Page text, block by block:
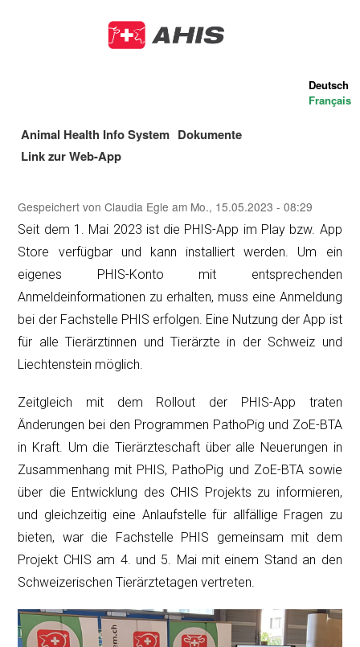
zum
Deutsch
Français
Main
navigation
Animal Health Info System Dokumente
Link zur Web-App
Gespeichert vonClaudia Egle am Mo., 15.05.2023 - 08:29
Seit dem 1. Mai 2023 ist die PHIS-App im Play bzw. App
Store verfügbar und kann installiert werden. Um ein
eigenes PHIS-Konto mit entsprechenden
Anmeldeinformationen zu erhalten, muss eine Anmeldung
bei der Fachstelle PHIS erfolgen. Eine Nutzung der App ist
für alle Tierärztinnen und Tierärzte in der Schweiz und
Liechtenstein möglich.
Zeitgleich mit dem Rollout der PHIS-App traten
Änderungen bei den Programmen PathoPig und ZoE-BTA
in Kraft. Um die Tierärzteschaft über alle Neuerungen in
Zusammenhang mit PHIS, PathoPig und ZoE-BTA sowie
über die Entwicklung des CHIS Projekts zu informieren,
und gleichzeitig eine Anlaufstelle für allfällige Fragen zu
bieten, war die Fachstelle PHIS gemeinsam mit dem
Projekt CHIS am 4. und 5. Mai mit einem Stand an den
Schweizerischen Tierärztetagen vertreten.